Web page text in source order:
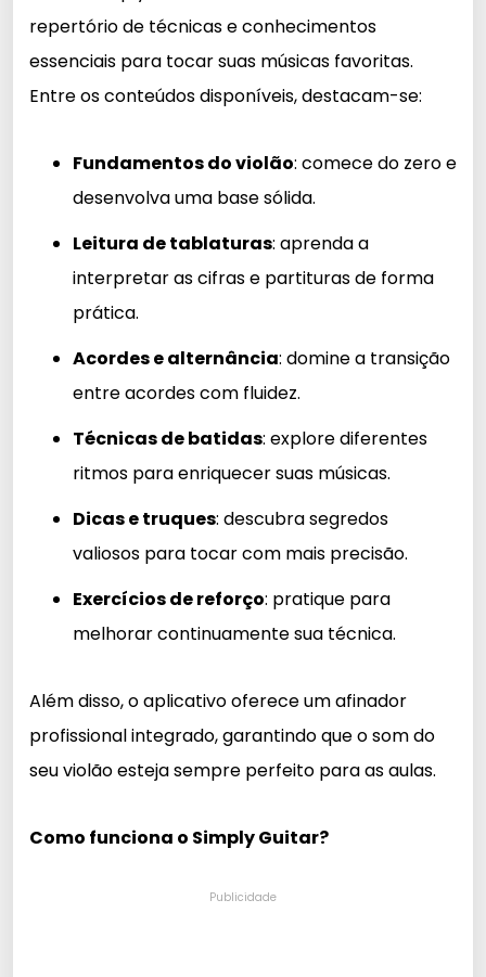
repertório de técnicas e conhecimentos
essenciais para tocar suas músicas favoritas.
Entre os conteúdos disponíveis, destacam-se:
Fundamentos do violão: comece do zero e
desenvolva uma base sólida.
Leitura de tablaturas: aprenda a
interpretar as cifras e partituras de forma
prática.
Acordes e alternância: domine a transição
entre acordes com fluidez.
Técnicas de batidas: explore diferentes
ritmos para enriquecer suas músicas.
Dicas e truques: descubra segredos
valiosos para tocar com mais precisão.
Exercícios de reforço: pratique para
melhorar continuamente sua técnica.
Além disso, o aplicativo oferece um afinador
profissional integrado, garantindo que o som do
seu violão esteja sempre perfeito para as aulas.
Como funciona o Simply Guitar?
Publicidade